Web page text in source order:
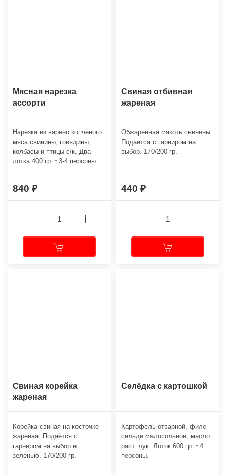
Мясная нарезка
ассорти
Нарезка из варено копчёного
мяса свинины, говядины,
колбасы и птицы с/к. Два
лотка 400 гр. ~3-4 персоны.
840
Свиная отбивная
жареная
Обжаренная мякоть свинины.
Подаётся с гарниром на
выбор. 170/200 гр.
440
Свиная корейка
жареная
Корейка свиная на косточке
жареная. Подаётся с
гарниром на выбор и
зеленью. 170/200 гр.
Селёдка с картошкой
Картофель отварной, филе
сельди малосольное, масло
раст. лук. Лоток 600 гр. ~4
персоны.